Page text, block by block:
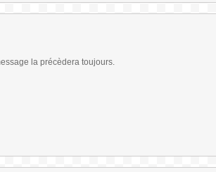
la précèdera toujours.